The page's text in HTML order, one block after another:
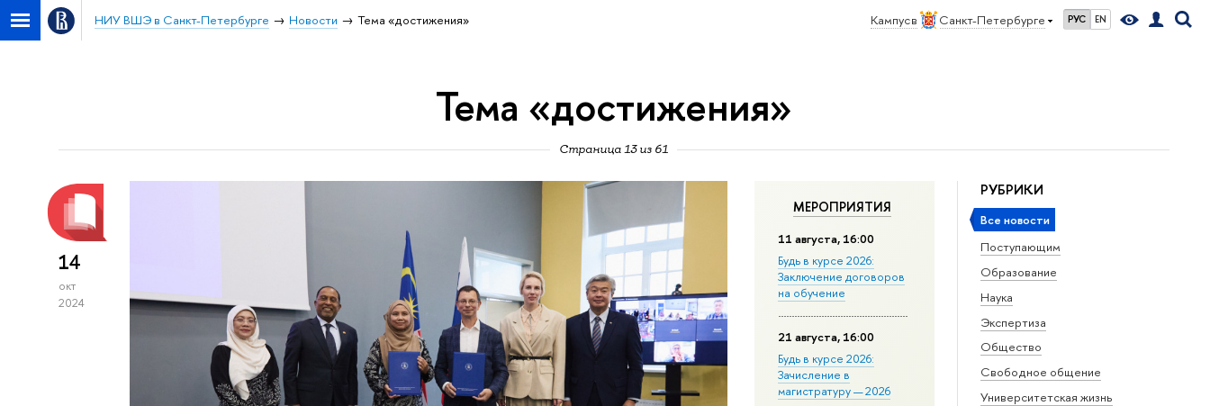
Кампус в Санкт-Петербурге РУС EN
НИУ ВШЭ в Санкт-Петербурге Новости Тема «достижения»
Тема «достижения»
Страница 13 из 61
РУБРИКИ
Все новости
Поступающим
Образование
Наука
Экспертиза
Общество
Свободное общение
Университетская жизнь
МЕРОПРИЯТИЯ
11 августа, 16:00
Будь в курсе 2026:
Заключение договоров
на обучение
21 августа, 16:00
Будь в курсе 2026:
Зачисление в
магистратуру — 2026
14
окт
2024